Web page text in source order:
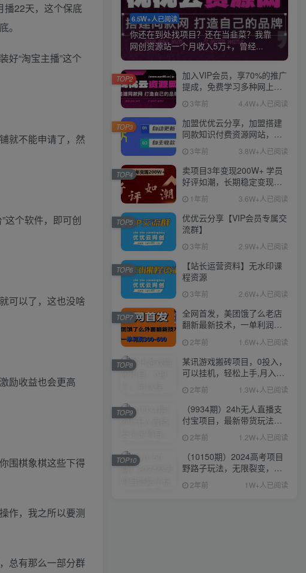
播22天，这个保底
。
好“淘宝主播”这个
就不能申请了，然
这个软件，即可创
可以了，这也没啥
励收益也会更高
围棋象棋这些下得
作，我之所以要测
总有那么一部分群
6.5W+人已阅读
你还在到处找项目？还在当韭菜？我靠
网创资源站一个月收入5万+，曾经...
加入VIP会员，享70%的推广
提成，免费学习多种网上创
业课程，菜鸟秒变大神！
3年前 4.4W+人已阅读
TOP2
加盟优优云分享，加盟搭建
同款知识付费资源网站，实
现长期稳定被动收入~
3年前 3.8W+人已阅读
TOP3
卖项目3年变现200W+ 学员
好评如潮，长期稳定变现，
可以一直干到老！
1年前 3.6W+人已阅读
TOP4
优优云分享【VIP会员专属交
流群】
3年前 2.9W+人已阅读
TOP5
【站长运营资料】无水印课
程资源
3年前 2.6W+人已阅读
TOP6
全网首发，美团饿了么老店
翻新最新技术，一单利润
300-600
2年前 1.6W+人已阅读
TOP7
某讯游戏搬砖项目，0投入，
可以挂机，轻松上手,月入
3000+上不封顶
2年前 1.3W+人已阅读
TOP8
（9934期）24h无人直播支
付宝项目，最新带货玩法，
纯躺赚实测日入500+
2年前 1.2W+人已阅读
TOP9
（10150期）2024高考项目
野路子玩法，无限裂变，最
高一天1W＋！
2年前 1W+人已阅读
TOP10